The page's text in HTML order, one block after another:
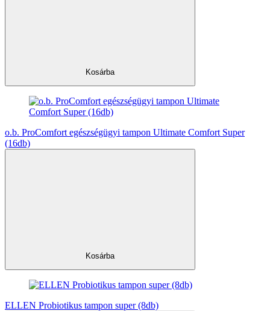
Kosárba
o.b. ProComfort egészségügyi tampon Ultimate Comfort Super
(16db)
Kosárba
ELLEN Probiotikus tampon super (8db)